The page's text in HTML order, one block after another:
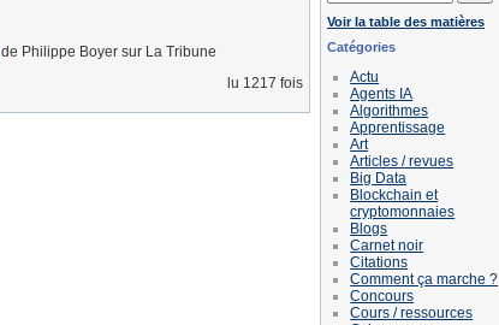
de Philippe Boyer sur La Tribune
lu 1217 fois
Voir la table des matières
Catégories
Actu
Agents IA
Algorithmes
Apprentissage
Art
Articles / revues
Big Data
Blockchain et
cryptomonnaies
Blogs
Carnet noir
Citations
Comment ça marche ?
Concours
Cours / ressources